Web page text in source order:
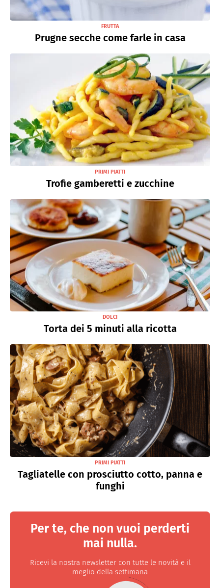
FRUTTA
Prugne secche come farle in casa
PRIMI PIATTI
Trofie gamberetti e zucchine
DOLCI
Torta dei 5 minuti alla ricotta
PRIMI PIATTI
Tagliatelle con prosciutto cotto, panna e
funghi
Per te, che non vuoi perderti
mai nulla.
Ricevi la nostra newsletter con tutte le novità e il
meglio della settimana